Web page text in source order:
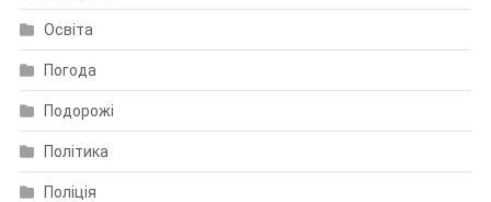
Освіта
Погода
Подорожі
Політика
Поліція